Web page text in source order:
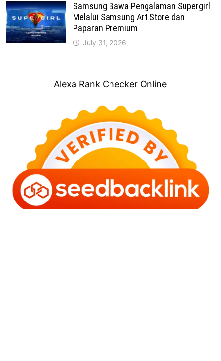
Samsung Bawa Pengalaman Supergirl
Melalui Samsung Art Store dan
Paparan Premium
July 31, 2026
Alexa Rank Checker Online